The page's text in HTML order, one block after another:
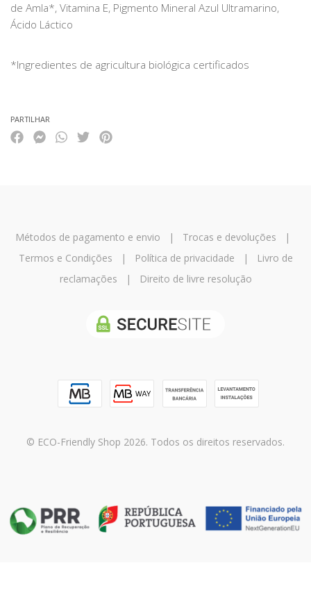
de Amla*, Vitamina E, Pigmento Mineral Azul Ultramarino,
Ácido Láctico
*Ingredientes de agricultura biológica certificados
PARTILHAR
Métodos de pagamento e envio | Trocas e devoluções |
Termos e Condições | Política de privacidade |
Livro de
reclamações | Direito de livre resolução
© ECO-Friendly Shop 2026. Todos os direitos reservados.